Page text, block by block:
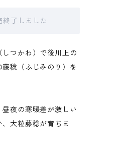
了しました
つかわ）で後川上の
稔（ふじみのり）を
夜の寒暖差が激しい
大粒藤稔が育ちま